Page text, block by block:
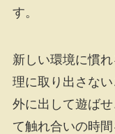
す。
新しい環境に慣
理に取り出さな
外に出して遊ば
て触れ合いの時間